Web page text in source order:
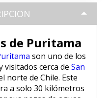
y Cascadas
desde
Amantaní y
en
Paz | Full day
Día / Trekking
Picchu
Montaña de
3 días
Caminata
y Selva Andina
– Cusco
4Noches
de Puritama
son uno de los
visitados cerca de San
norte de Chile. Este
a solo 30 kilómetros